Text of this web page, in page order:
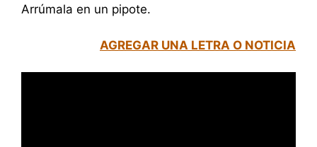
Arrúmala en un pipote.
AGREGAR UNA LETRA O NOTICIA